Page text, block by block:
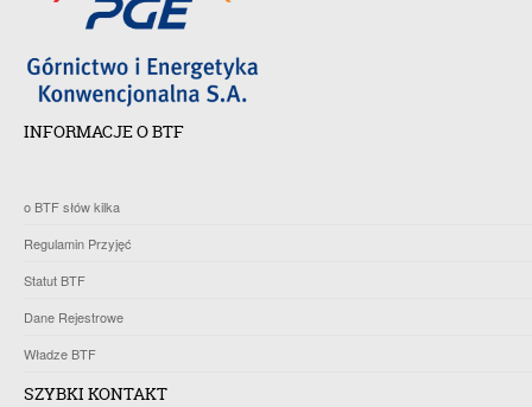
INFORMACJE O BTF
o BTF słów kilka
Regulamin Przyjęć
Statut BTF
Dane Rejestrowe
Władze BTF
SZYBKI KONTAKT